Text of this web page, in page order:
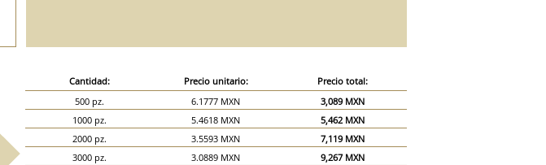
Cantidad: Precio unitario:
Precio total:
500 pz.
6.1777 MXN
3,089 MXN
1000 pz.
5.4618 MXN
5,462 MXN
2000 pz.
3.5593 MXN
7,119 MXN
3000 pz.
3.0889 MXN
9,267 MXN